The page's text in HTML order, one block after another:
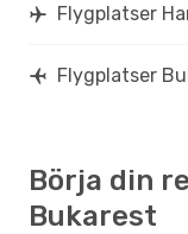
Flygplatser
Flygplatser
Börja din
Bukarest